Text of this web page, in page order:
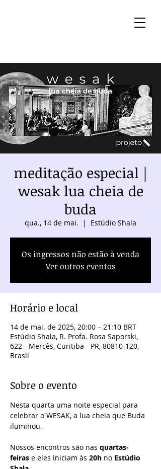
meditação especial |
wesak lua cheia de
buda
qua., 14 de mai.
  |
Estúdio Shala
Os ingressos não estão à venda
Ver outros eventos
Horário e local
14 de mai. de 2025, 20:00 – 21:10 BRT
Estúdio Shala, R. Profa. Rosa Saporski,
622 - Mercês, Curitiba - PR, 80810-120,
Brasil
Sobre o evento
Nesta quarta uma noite especial para
celebrar o WESAK, a lua cheia que Buda
iluminou.
Nossos encontros são nas quartas-
feiras e eles iniciam às 20h no Estúdio